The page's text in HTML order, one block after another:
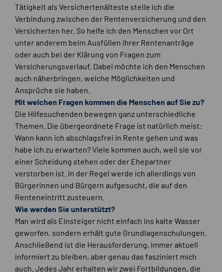
Tätigkeit als Versichertenälteste stelle ich die
Verbindung zwischen der Rentenversicherung und den
Versicherten her. So helfe ich den Menschen vor Ort
unter anderem beim Ausfüllen ihrer Rentenanträge
oder auch bei der Klärung von Fragen zum
Versicherungsverlauf. Dabei möchte ich den Menschen
auch näherbringen, welche Möglichkeiten und
Ansprüche sie haben.
Mit welchen Fragen kommen die Menschen auf Sie zu?
Die Hilfesuchenden bewegen ganz unterschiedliche
Themen. Die übergeordnete Frage ist natürlich meist:
Wann kann ich abschlagsfrei in Rente gehen und was
habe ich zu erwarten? Viele kommen auch, weil sie vor
einer Scheidung stehen oder der Ehepartner
verstorben ist. In der Regel werde ich allerdings von
Bürgerinnen und Bürgern aufgesucht, die auf den
Renteneintritt zusteuern.
Wie werden Sie unterstützt?
Man wird als Einsteiger nicht einfach ins kalte Wasser
geworfen, sondern erhält gute Grundlagenschulungen.
Anschließend ist die Herausforderung, immer aktuell
informiert zu bleiben, aber genau das fasziniert mich
auch. Jedes Jahr erhalten wir zwei Fortbildungen, die